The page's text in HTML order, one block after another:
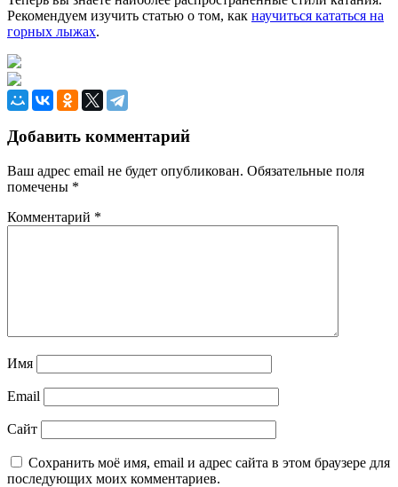
Рекомендуем изучить статью о том, как научиться кататься на
горных лыжах.
Добавить комментарий
Ваш адрес email не будет опубликован. Обязательные поля
помечены *
Комментарий *
Имя
Email
Сайт
Сохранить моё имя, email и адрес сайта в этом браузере для
последующих моих комментариев.